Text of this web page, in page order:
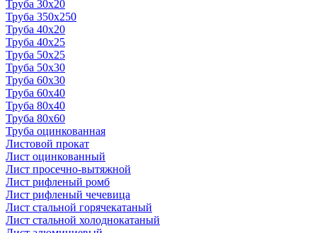
Труба 30x20
Труба 350x250
Труба 40x20
Труба 40x25
Труба 50x25
Труба 50x30
Труба 60x30
Труба 60x40
Труба 80x40
Труба 80x60
Труба оцинкованная
Листовой прокат
Лист оцинкованный
Лист просечно-вытяжной
Лист рифленый ромб
Лист рифленый чечевица
Лист стальной горячекатаный
Лист стальной холоднокатаный